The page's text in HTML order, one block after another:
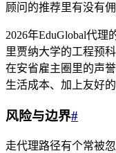
顾问的推荐里有没有
2026年EduGlobal代理
里贾纳大学的工程预
在安省雇主圈里的声
生活成本、加上友好
风险与边界#
走代理路径有个常被